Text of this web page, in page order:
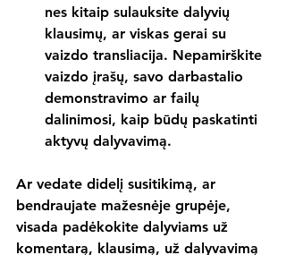
nes kitaip sulauksite dalyvių
klausimų, ar viskas gerai su
vaizdo transliacija. Nepamirškite
vaizdo įrašų, savo darbastalio
demonstravimo ar failų
dalinimosi, kaip būdų paskatinti
aktyvų dalyvavimą.
Ar vedate didelį susitikimą, ar
bendraujate mažesnėje grupėje,
visada padėkokite dalyviams už
komentarą, klausimą, už dalyvavimą